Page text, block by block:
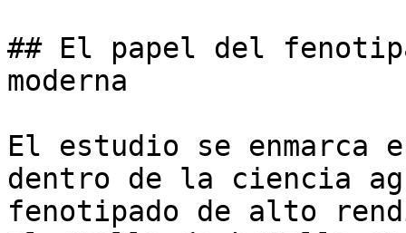
## El papel del
moderna
El estudio se enmarca
dentro de la ciencia
fenotipado de alto